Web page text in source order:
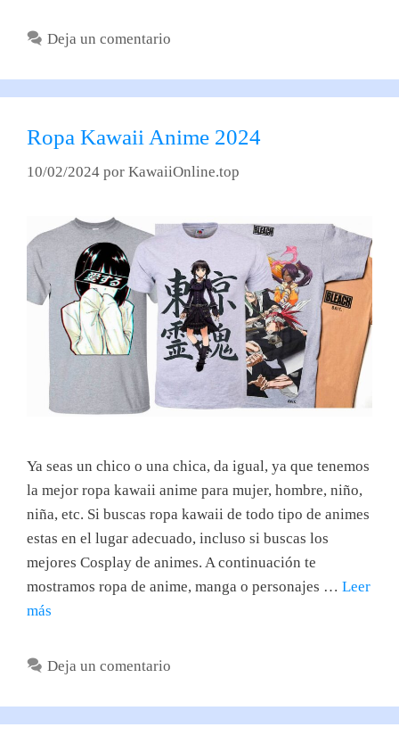
Deja un comentario
Ropa Kawaii Anime 2024
10/02/2024 por KawaiiOnline.top
Ya seas un chico o una chica, da igual, ya que tenemos
la mejor ropa kawaii anime para mujer, hombre, niño,
niña, etc. Si buscas ropa kawaii de todo tipo de animes
estas en el lugar adecuado, incluso si buscas los
mejores Cosplay de animes. A continuación te
mostramos ropa de anime, manga o personajes … Leer
más
Deja un comentario